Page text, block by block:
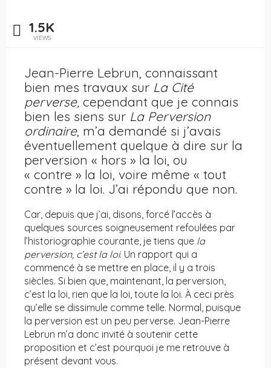
1.5K
VIEWS
Jean-Pierre Lebrun, connaissant
bien mes travaux sur La Cité
perverse, cependant que je connais
bien les siens sur La Perversion
ordinaire, m’a demandé si j’avais
éventuellement quelque à dire sur la
perversion « hors » la loi, ou
« contre » la loi, voire même « tout
contre » la loi. J’ai répondu que non.
Car, depuis que j’ai, disons, forcé l’accès à
quelques sources soigneusement refoulées par
l’historiographie courante, je tiens que la
perversion, c’est la loi. Un rapport qui a
commencé à se mettre en place, il y a trois
siècles. Si bien que, maintenant, la perversion,
c’est la loi, rien que la loi, toute la loi. À ceci près
qu’elle se dissimule comme telle. Normal, puisque
la perversion est un peu perverse. Jean-Pierre
Lebrun m’a donc invité à soutenir cette
proposition et c’est pourquoi je me retrouve à
présent devant vous.